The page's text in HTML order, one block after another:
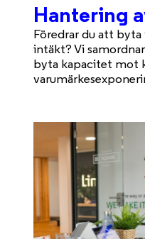
Hantering
Föredrar du att
intäkt? Vi
byta kapacitet mot